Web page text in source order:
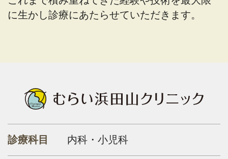
に生かし診療にあたらせていただきます。
診療科目 内科・小児科